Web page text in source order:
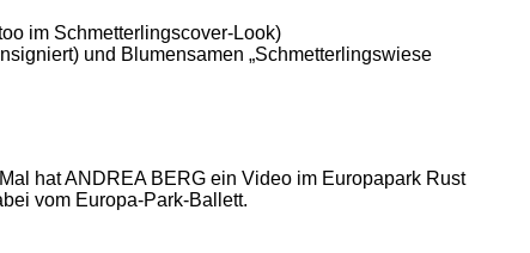
im Schmetterlingscover-Look)
und Blumensamen „Schmetterlingswiese
hat ANDREA BERG ein Video im Europapark Rust
vom Europa-Park-Ballett.